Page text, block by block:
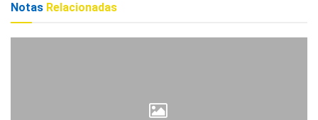
Notas Relacionadas